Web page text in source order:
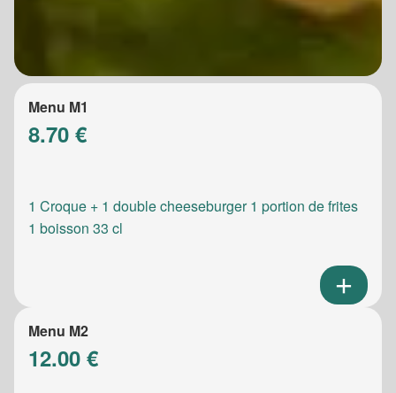
Menu M1
8.70 €
1 Croque + 1 double cheeseburger 1 portion de frites
1 boisson 33 cl
Menu M2
12.00 €